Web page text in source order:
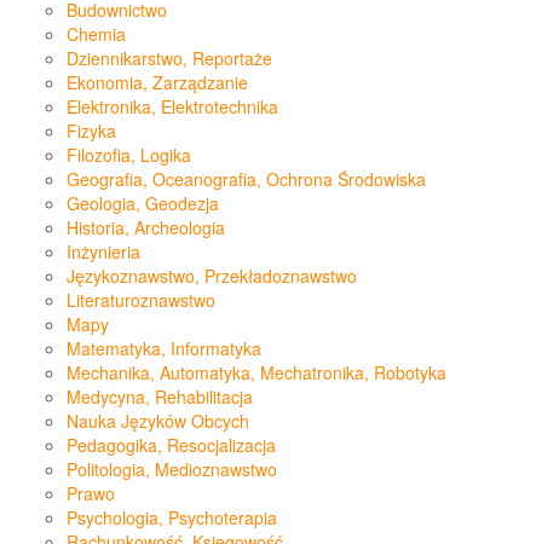
Budownictwo
Chemia
Dziennikarstwo, Reportaże
Ekonomia, Zarządzanie
Elektronika, Elektrotechnika
Fizyka
Filozofia, Logika
Geografia, Oceanografia, Ochrona Środowiska
Geologia, Geodezja
Historia, Archeologia
Inżynieria
Językoznawstwo, Przekładoznawstwo
Literaturoznawstwo
Mapy
Matematyka, Informatyka
Mechanika, Automatyka, Mechatronika, Robotyka
Medycyna, Rehabilitacja
Nauka Języków Obcych
Pedagogika, Resocjalizacja
Politologia, Medioznawstwo
Prawo
Psychologia, Psychoterapia